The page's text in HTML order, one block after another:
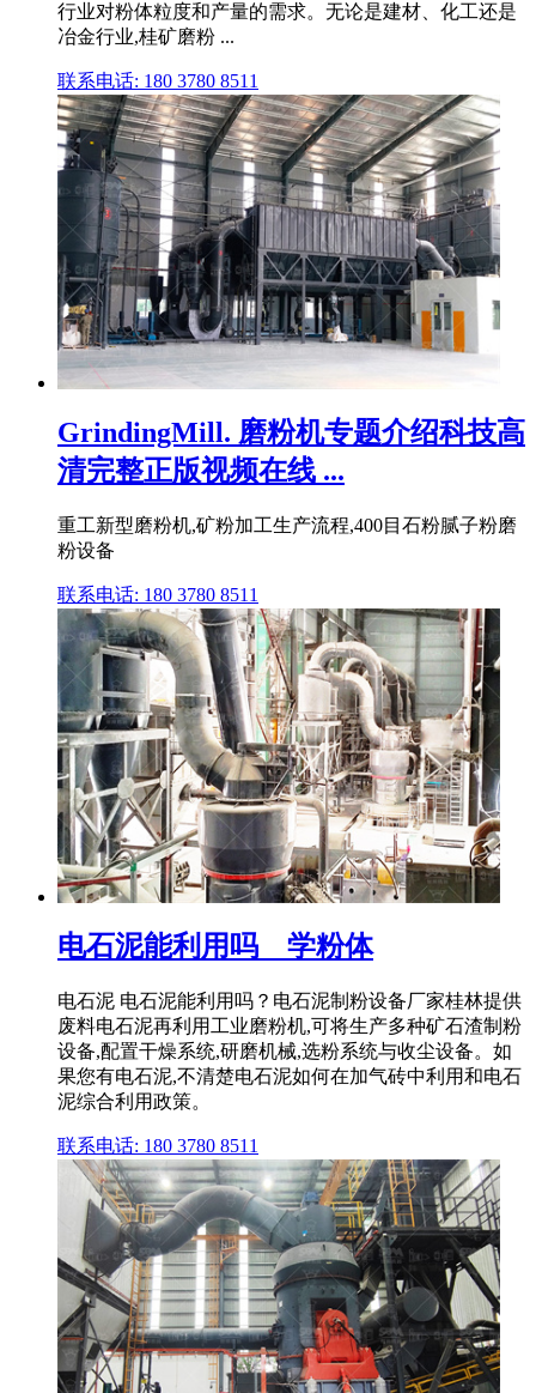
行业对粉体粒度和产量的需求。无论是建材、化工还是
冶金行业,桂矿磨粉 ...
联系电话: 180 3780 8511
GrindingMill. 磨粉机专题介绍科技高
清完整正版视频在线 ...
重工新型磨粉机,矿粉加工生产流程,400目石粉腻子粉磨
粉设备
联系电话: 180 3780 8511
电石泥能利用吗 _ 学粉体
电石泥 电石泥能利用吗？电石泥制粉设备厂家桂林提供
废料电石泥再利用工业磨粉机,可将生产多种矿石渣制粉
设备,配置干燥系统,研磨机械,选粉系统与收尘设备。如
果您有电石泥,不清楚电石泥如何在加气砖中利用和电石
泥综合利用政策。
联系电话: 180 3780 8511